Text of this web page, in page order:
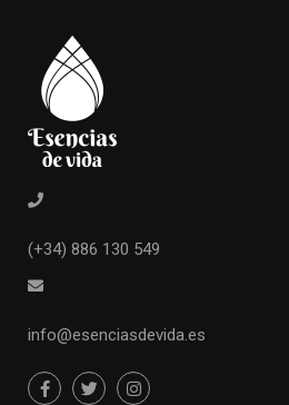
(+34) 886 130 549
info@esenciasdevida.es